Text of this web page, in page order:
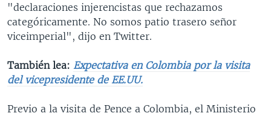
"declaraciones injerencistas que rechazamos
categóricamente. No somos patio trasero señor
viceimperial", dijo en Twitter.
También lea: Expectativa en Colombia por la visita
del vicepresidente de EE.UU.
Previo a la visita de Pence a Colombia, el Ministerio